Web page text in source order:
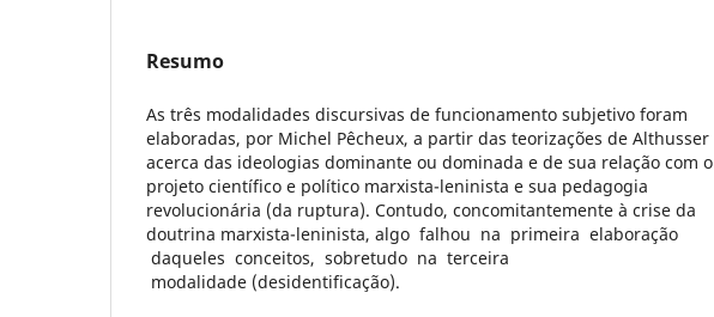
Resumo
As três modalidades discursivas de funcionamento subjetivo foram
elaboradas, por Michel Pêcheux, a partir das teorizações de Althusser
acerca das ideologias dominante ou dominada e de sua relação com o
projeto científico e político marxista-leninista e sua pedagogia
revolucionária (da ruptura). Contudo, concomitantemente à crise da
doutrina marxista-leninista, algo falhou na primeira elaboração
daqueles conceitos, sobretudo na terceira
modalidade (desidentificação).